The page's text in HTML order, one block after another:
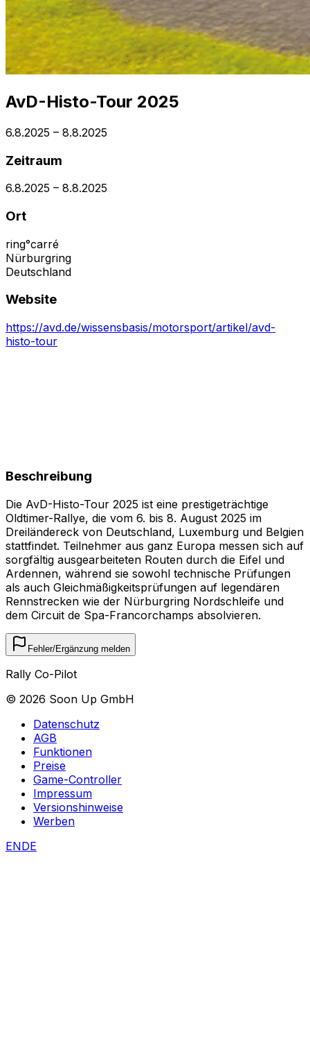
AvD-Histo-Tour 2025
6.8.2025 – 8.8.2025
Zeitraum
6.8.2025 – 8.8.2025
Ort
ring°carré
Nürburgring
Deutschland
Website
https://avd.de/wissensbasis/motorsport/artikel/avd-
histo-tour
Beschreibung
Die AvD-Histo-Tour 2025 ist eine prestigeträchtige
Oldtimer-Rallye, die vom 6. bis 8. August 2025 im
Dreiländereck von Deutschland, Luxemburg und Belgien
stattfindet. Teilnehmer aus ganz Europa messen sich auf
sorgfältig ausgearbeiteten Routen durch die Eifel und
Ardennen, während sie sowohl technische Prüfungen
als auch Gleichmäßigkeitsprüfungen auf legendären
Rennstrecken wie der Nürburgring Nordschleife und
dem Circuit de Spa-Francorchamps absolvieren.
Fehler/Ergänzung melden
Rally Co-Pilot
© 2026 Soon Up GmbH
Datenschutz
AGB
Funktionen
Preise
Game-Controller
Impressum
Versionshinweise
Werben
ENDE